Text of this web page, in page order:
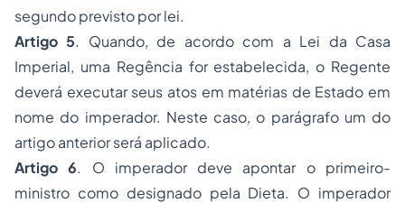
segundo previsto por lei.
Artigo 5. Quando, de acordo com a Lei da Casa
Imperial, uma Regência for estabelecida, o Regente
deverá executar seus atos em matérias de Estado em
nome do imperador. Neste caso, o parágrafo um do
artigo anterior será aplicado.
Artigo 6. O imperador deve apontar o primeiro-
ministro como designado pela Dieta. O imperador